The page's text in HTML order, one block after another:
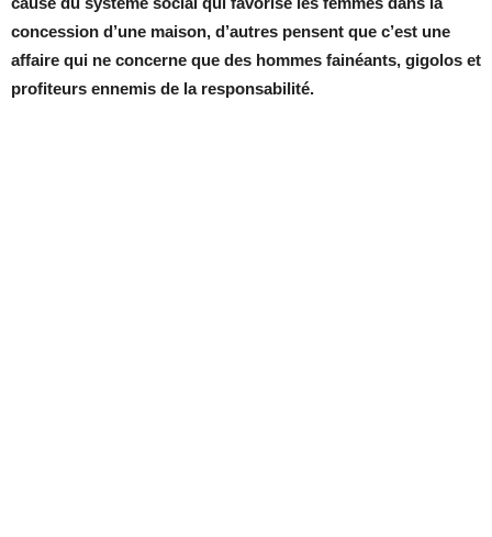
concession d’une maison, d’autres pensent que c’est une
affaire qui ne concerne que des hommes fainéants, gigolos et
profiteurs ennemis de la responsabilité.